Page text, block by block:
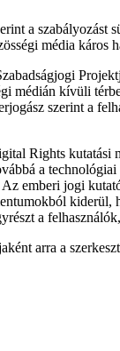
a szabályozást
média káros
médián kívüli
szerint a
Rights kutatási
a
emberi jogi
kiderül,
a
arra a